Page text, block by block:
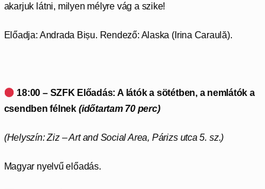
akarjuk látni, milyen mélyre vág a szike!
Előadja: Andrada Bișu. Rendező: Alaska (Irina Caraulă).
18:00 – SZFK Előadás: A látók a sötétben, a nemlátók a
csendben félnek (időtartam 70 perc)
(Helyszín: Ziz – Art and Social Area, Párizs utca 5. sz.)
Magyar nyelvű előadás.